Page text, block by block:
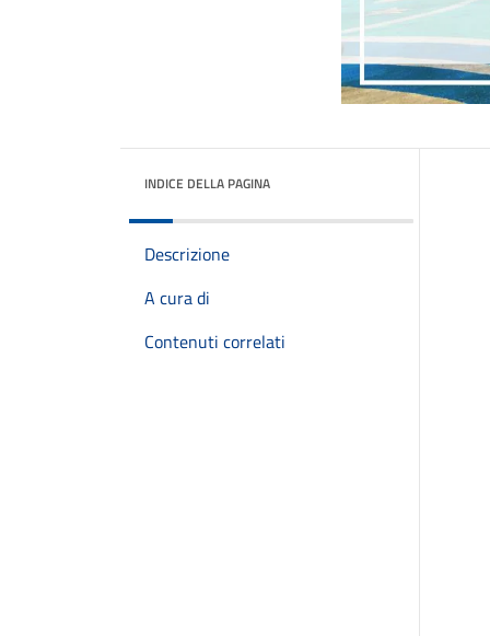
INDICE DELLA PAGINA
Descrizione
A cura di
Contenuti correlati